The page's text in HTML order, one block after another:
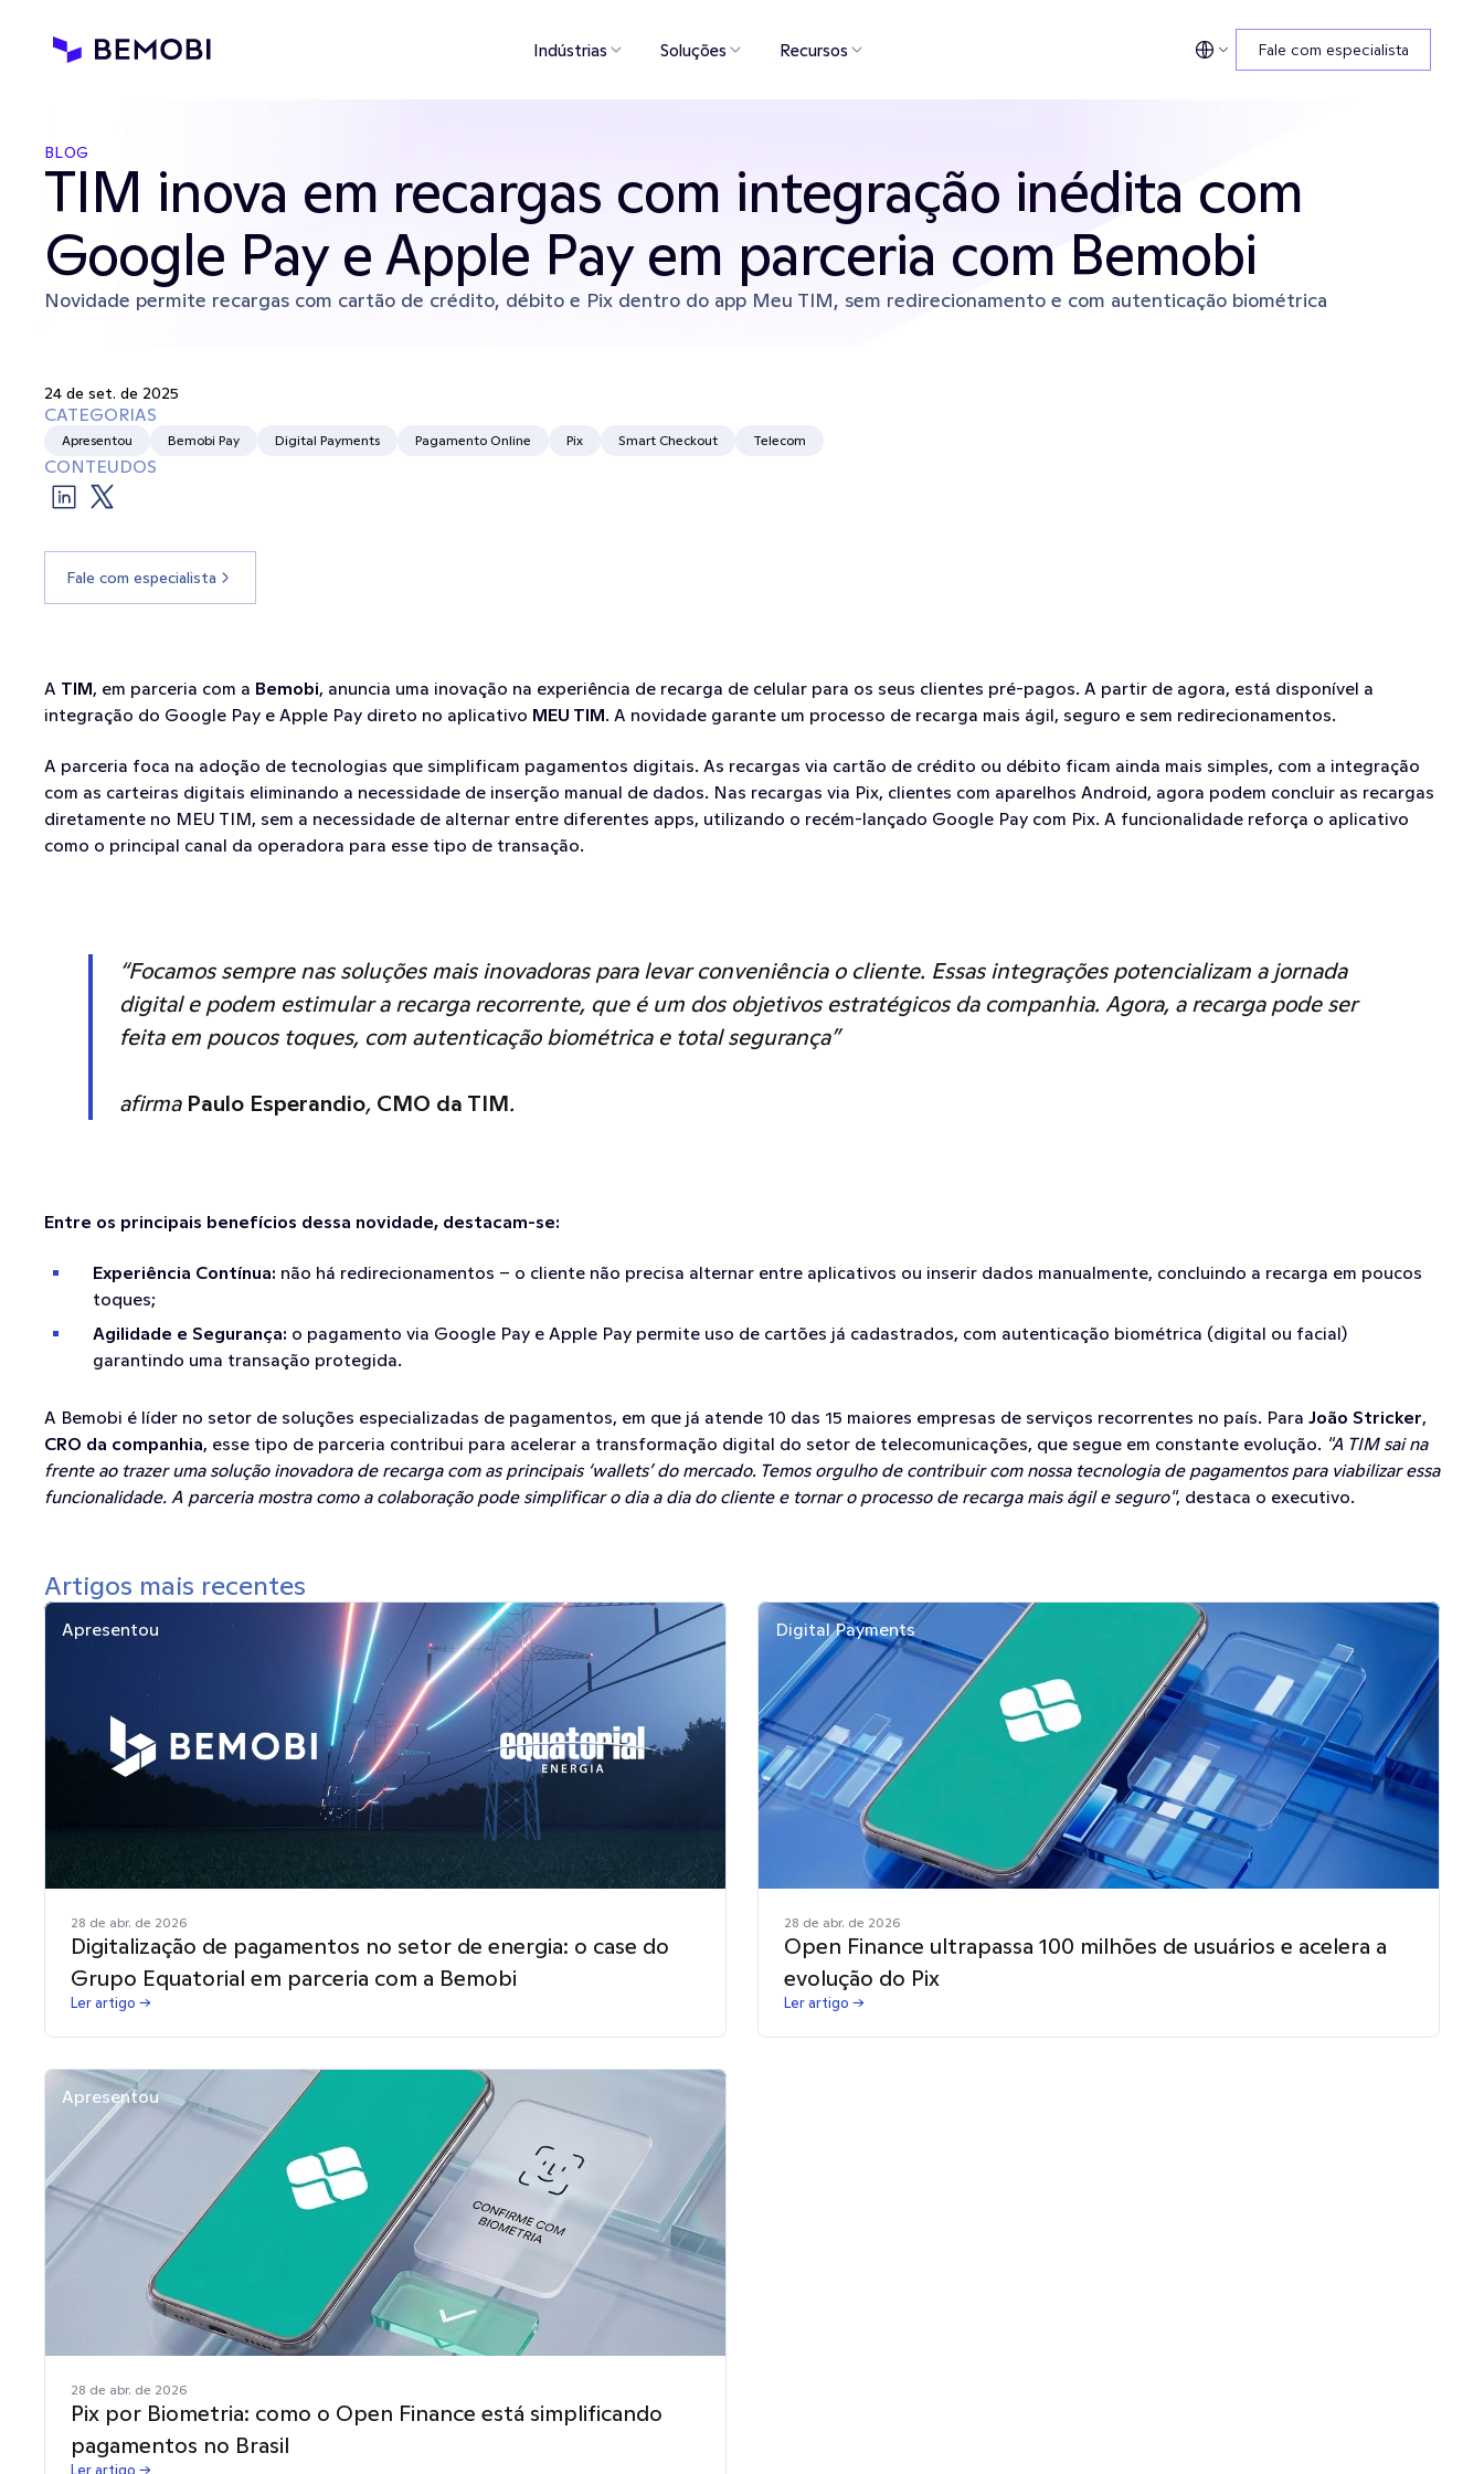
Indústrias Soluções Recursos Fale com especialista
BLOG
TIM inova em recargas com integração inédita com
Google Pay e Apple Pay em parceria com Bemobi
Novidade permite recargas com cartão de crédito, débito e Pix dentro do app Meu TIM, sem redirecionamento e com autenticação biométrica
24 de set. de 2025
CATEGORIAS
Apresentou Bemobi Pay Digital Payments Pagamento Online Pix Smart Checkout Telecom
CONTEUDOS
Fale com especialista
A TIM, em parceria com a Bemobi, anuncia uma inovação na experiência de recarga de celular para os seus clientes pré-pagos. A partir de agora, está disponível a
integração do Google Pay e Apple Pay direto no aplicativo MEU TIM. A novidade garante um processo de recarga mais ágil, seguro e sem redirecionamentos.
A parceria foca na adoção de tecnologias que simplificam pagamentos digitais. As recargas via cartão de crédito ou débito ficam ainda mais simples, com a integração
com as carteiras digitais eliminando a necessidade de inserção manual de dados. Nas recargas via Pix, clientes com aparelhos Android, agora podem concluir as recargas
diretamente no MEU TIM, sem a necessidade de alternar entre diferentes apps, utilizando o recém-lançado Google Pay com Pix. A funcionalidade reforça o aplicativo
como o principal canal da operadora para esse tipo de transação.
“Focamos sempre nas soluções mais inovadoras para levar conveniência o cliente. Essas integrações potencializam a jornada
digital e podem estimular a recarga recorrente, que é um dos objetivos estratégicos da companhia. Agora, a recarga pode ser
feita em poucos toques, com autenticação biométrica e total segurança”
afirma Paulo Esperandio, CMO da TIM.
Entre os principais benefícios dessa novidade, destacam-se:
Experiência Contínua: não há redirecionamentos – o cliente não precisa alternar entre aplicativos ou inserir dados manualmente, concluindo a recarga em poucos
toques;
Agilidade e Segurança: o pagamento via Google Pay e Apple Pay permite uso de cartões já cadastrados, com autenticação biométrica (digital ou facial)
garantindo uma transação protegida.
A Bemobi é líder no setor de soluções especializadas de pagamentos, em que já atende 10 das 15 maiores empresas de serviços recorrentes no país. Para João Stricker
CRO da companhia, esse tipo de parceria contribui para acelerar a transformação digital do setor de telecomunicações, que segue em constante evolução. "A TIM sai na
frente ao trazer uma solução inovadora de recarga com as principais ‘wallets’ do mercado. Temos orgulho de contribuir com nossa tecnologia de pagamentos para viabilizar essa
funcionalidade. A parceria mostra como a colaboração pode simplificar o dia a dia do cliente e tornar o processo de recarga mais ágil e seguro", destaca o executivo.
Artigos mais recentes
Apresentou
28 de abr. de 2026
Digitalização de pagamentos no setor de energia: o case do
Grupo Equatorial em parceria com a Bemobi
Ler artigo →
Digital Payments
28 de abr. de 2026
Open Finance ultrapassa 100 milhões de usuários e acelera a
evolução do Pix
Ler artigo →
Apresentou
28 de abr. de 2026
Pix por Biometria: como o Open Finance está simplificando
pagamentos no Brasil
Ler artigo →